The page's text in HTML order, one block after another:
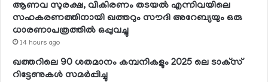
ആണവ സുരക്ഷ, വികിരണം തടയല്‍ എന്നിവയിലെ
സഹകരണത്തിനായി ഖത്തറും സൗദി അറേബ്യയും ഒരു
ധാരണാപത്രത്തില്‍ ഒപ്പുവച്ചു
14 hours ago
ഖത്തറിലെ 90 ശതമാനം കമ്പനികളും 2025 ലെ ടാക്‌സ്
റിട്ടേണുകള്‍ സമര്‍പ്പിച്ചു